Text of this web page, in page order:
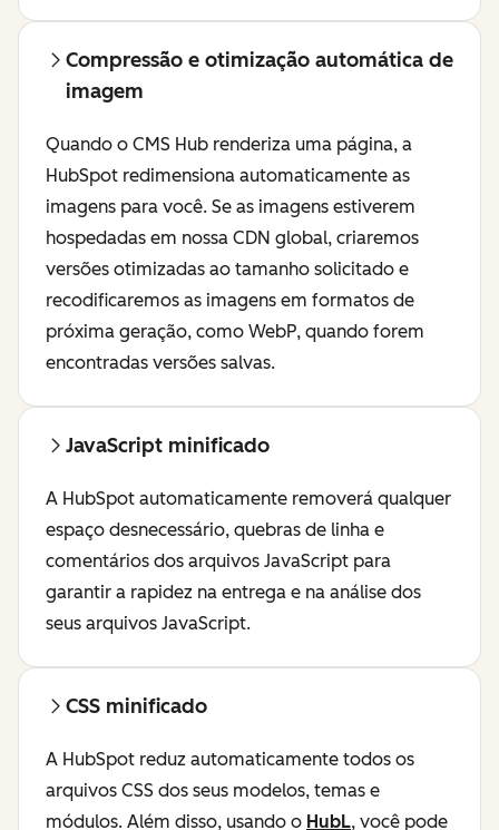
Compressão e otimização automática de
imagem
Quando o CMS Hub renderiza uma página, a
HubSpot redimensiona automaticamente as
imagens para você. Se as imagens estiverem
hospedadas em nossa CDN global, criaremos
versões otimizadas ao tamanho solicitado e
recodificaremos as imagens em formatos de
próxima geração, como WebP, quando forem
encontradas versões salvas.
JavaScript minificado
A HubSpot automaticamente removerá qualquer
espaço desnecessário, quebras de linha e
comentários dos arquivos JavaScript para
garantir a rapidez na entrega e na análise dos
seus arquivos JavaScript.
CSS minificado
A HubSpot reduz automaticamente todos os
arquivos CSS dos seus modelos, temas e
módulos. Além disso, usando o HubL, você pode